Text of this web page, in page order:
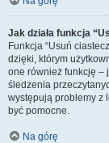
Jak działa funkcja
Funkcja “Usuń
dzięki, którym
one również funkcję –
śledzenia
występują problemy z
być pomocne.
Na górę